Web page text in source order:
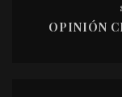
OPINIÓN